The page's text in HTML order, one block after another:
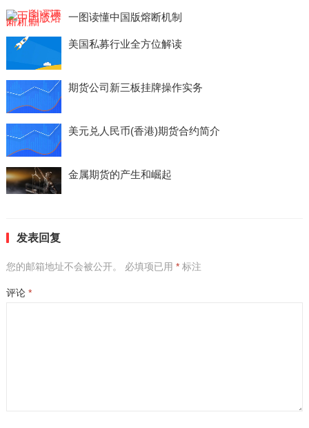
一图读懂中国版熔断机制
美国私募行业全方位解读
期货公司新三板挂牌操作实务
美元兑人民币(香港)期货合约简介
金属期货的产生和崛起
发表回复
您的邮箱地址不会被公开。 必填项已用 *标注
评论 *